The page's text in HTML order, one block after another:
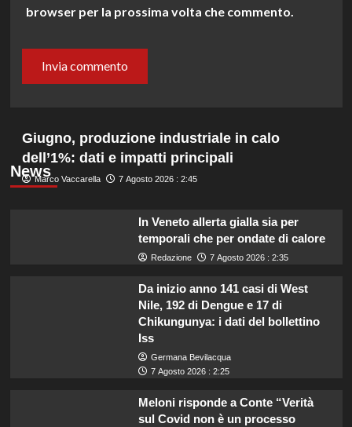
browser per la prossima volta che commento.
News
Giugno, produzione industriale in calo
dell’1%: dati e impatti principali
Marco Vaccarella 7 Agosto 2026 : 2:45
In Veneto allerta gialla sia per
temporali che per ondate di calore
Redazione 7 Agosto 2026 : 2:35
Da inizio anno 141 casi di West
Nile, 192 di Dengue e 17 di
Chikungunya: i dati del bollettino
Iss
Germana Bevilacqua
7 Agosto 2026 : 2:25
Meloni risponde a Conte “Verità
sul Covid non è un processo